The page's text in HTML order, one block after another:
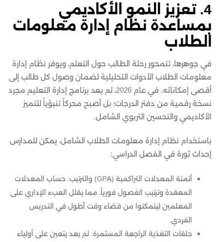
4. تعزيز النمو الأكاديمي
بمساعدة نظام إدارة معلومات
الطلاب
في جوهرها، تتمحور رحلة الطالب حول التعلم، ويوفر نظام إدارة
معلومات الطلاب الأدوات التحليلية لضمان وصول كل طالب إلى
أقصى إمكاناته. في عام 2026، لم يعد برنامج إدارة التعليم مجرد
نسخة رقمية من دفتر الدرجات؛ بل أصبح محركاً تنبؤياً للتميز
الأكاديمي والتحسين التربوي الشامل.
باستخدام نظام إدارة معلومات الطلاب الشامل، يمكن للمدارس
إحداث ثورة في الفصل الدراسي:
أتمتة المعدلات التراكمية (GPA) والترتيب: حساب المعدلات
المعقدة وترتيب الفصول فورياً، مما يقلل العبء الإداري على
المعلمين ليتمكنوا من قضاء وقت أطول في التدريس
الفردي.
حلقات التغذية الراجعة المستمرة: لم يعد يتعين على أولياء